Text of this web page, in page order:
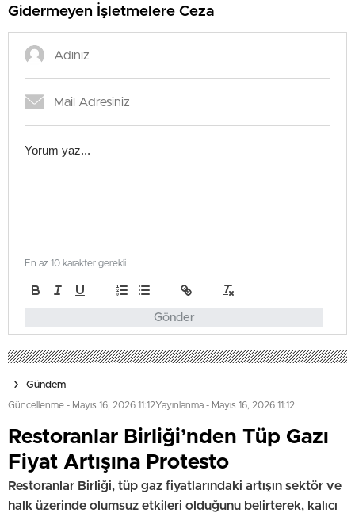
Gidermeyen İşletmelere Ceza
Gönder
En az 10 karakter gerekli
Gündem
Güncellenme - Mayıs 16, 2026 11:12Yayınlanma - Mayıs 16, 2026 11:12
Restoranlar Birliği’nden Tüp Gazı
Fiyat Artışına Protesto
Restoranlar Birliği, tüp gaz fiyatlarındaki artışın sektör ve
halk üzerinde olumsuz etkileri olduğunu belirterek, kalıcı